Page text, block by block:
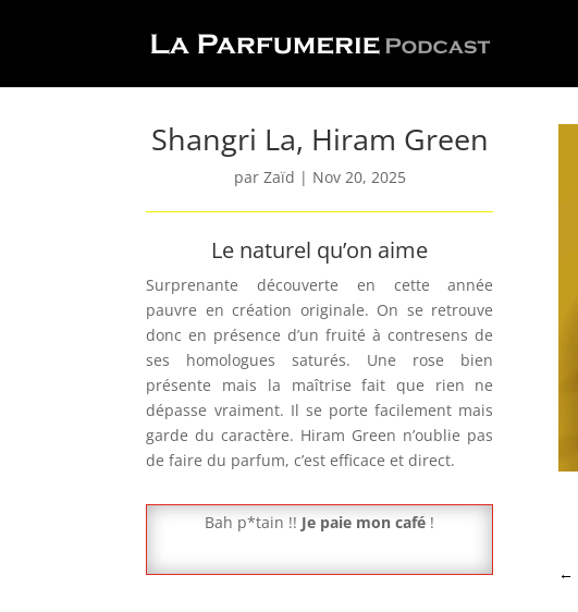
Shangri La, Hiram Green
par Zaïd | Nov 20, 2025
Le naturel qu’on aime
Surprenante découverte en cette année
pauvre en création originale. On se retrouve
donc en présence d’un fruité à contresens de
ses homologues saturés. Une rose bien
présente mais la maîtrise fait que rien ne
dépasse vraiment. Il se porte facilement mais
garde du caractère. Hiram Green n’oublie pas
de faire du parfum, c’est efficace et direct.
Bah p*tain !! Je paie mon café !
←